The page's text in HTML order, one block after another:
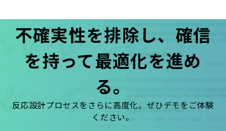
不確実性を排除し、確信
を持って最適化を進め
る。
反応設計プロセスをさらに高度化。ぜひデモをご体験
ください。